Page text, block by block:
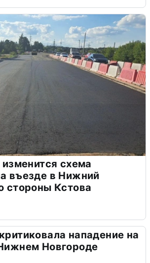
схема
въезде в Нижний
стороны Кстова
нападение на
Новгороде